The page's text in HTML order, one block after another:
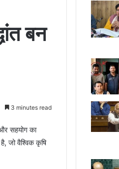
बन
3 minutes read
सहयोग का
जो वैश्विक कृषि